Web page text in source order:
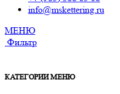
info@mskettering.ru
МЕНЮ
Фильтр
КАТЕГОРИИ МЕНЮ